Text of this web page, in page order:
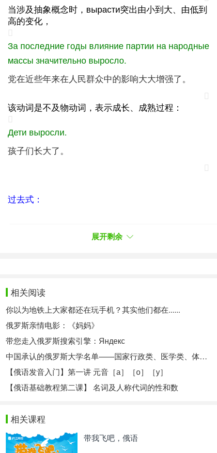
当涉及抽象概念时，вырасти突出由小到大、由低到
高的变化，
За последние годы влияние партии на народные
массы значительно выросло.
党在近些年来在人民群众中的影响大大增强了。
该动词是不及物动词，表示成长、成熟过程：
Дети выросли.
孩子们长大了。
过去式：
вырос, выросла, выросло, выросли
4.выращивать - вырастить
为“培养、培育、长大”，指经过细心照顾，使人或
动、植物正常、健康地成长与发展。
вырастить кадры
培养人才
过去式：
выращивал, выращивала, выращивало,
выращивали
展开剩余
相关阅读
你以为地铁上大家都还在玩手机？其实他们都在......
俄罗斯亲情电影：《妈妈》
带您走入俄罗斯搜索引擎：Яндекс
中国承认的俄罗斯大学名单——国家行政类、医学类、体育类、农业类、建筑与艺术类
【俄语发音入门】第一讲 元音［а］［о］［у］
【俄语基础教程第二课】 名词及人称代词的性和数
相关课程
带我飞吧，俄语